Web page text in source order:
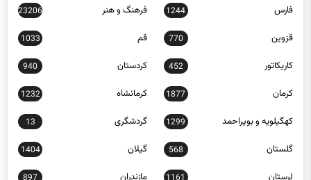
فارس 1244 فرهنگ و هنر 23206
قزوین 770 قم 1033
کاریکاتور 452 کردستان 940
کرمان 1877 کرمانشاه 1232
کهگیلویه و بویراحمد 1299 گردشگری 13
گلستان 568 گیلان 1404